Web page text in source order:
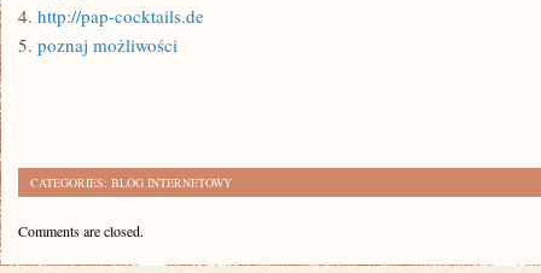
4. http://pap-cocktails.de
5. poznaj możliwości
CATEGORIES: BLOG INTERNETOWY
Comments are closed.